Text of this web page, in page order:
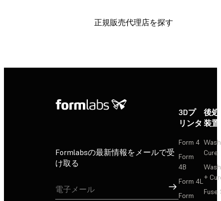
正規販売代理店を探す
Formlabsの最新情報をメールで受
け取る
サインアップ
3Dプ
リンタ
Form 4
Form
4B
Form 4L
Form
後
装置
Cure
+
Fuse